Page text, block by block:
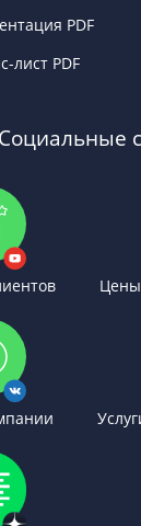
PDF
лист PDF
Социальные